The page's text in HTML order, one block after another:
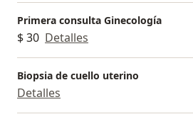
Primera consulta Ginecología
$ 30 Detalles
Biopsia de cuello uterino
Detalles